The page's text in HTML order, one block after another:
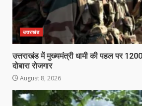
उत्तराखंड
उत्तराखंड में मुख्यमंत्री धामी की पहल पर 1200
दोबारा रोजगार
August 8, 2026